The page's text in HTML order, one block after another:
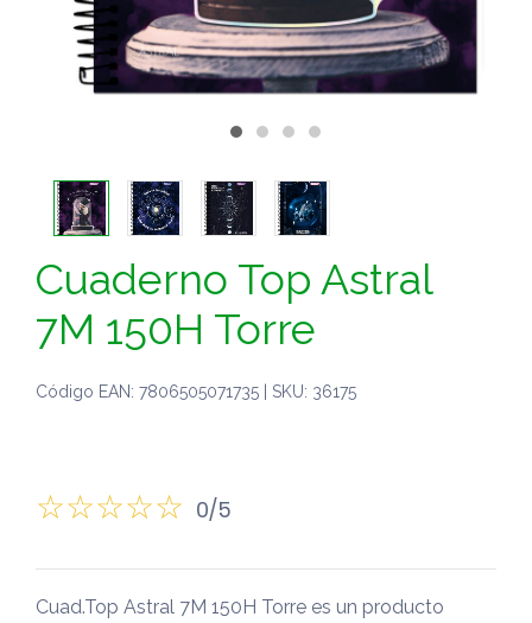
Cuaderno Top Astral
7M 150H Torre
Código EAN: 7806505071735 | SKU: 36175
0/5
Cuad.Top Astral 7M 150H Torre es un producto